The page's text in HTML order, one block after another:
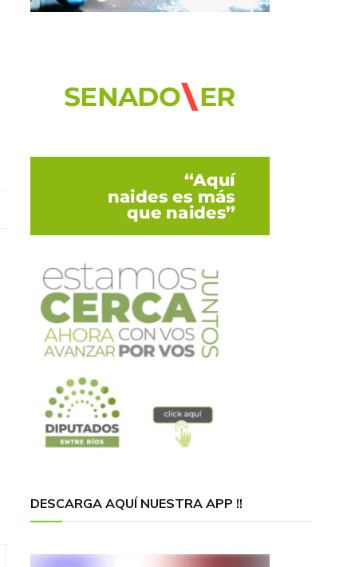
DESCARGA AQUÍ NUESTRA APP !!